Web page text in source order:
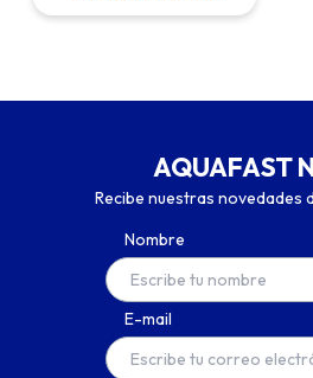
AQUAFAST
Recibe nuestras novedades
Nombre
E-mail